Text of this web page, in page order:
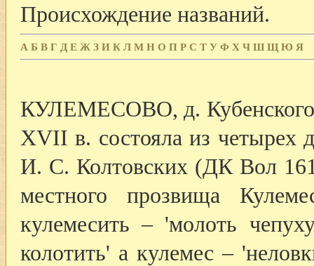
Происхождение названий.
А Б В Г Д Е Ж З И К Л М Н О П Р С Т У Ф Х Ч Ш Щ Ю Я
КУЛЕМЕСОВО, д. Кубенского
XVII в. состояла из четырех
И. С. Колтовских (ДК Вол
местного прозвища
кулемесить – 'молоть
колотить' а кулемес –